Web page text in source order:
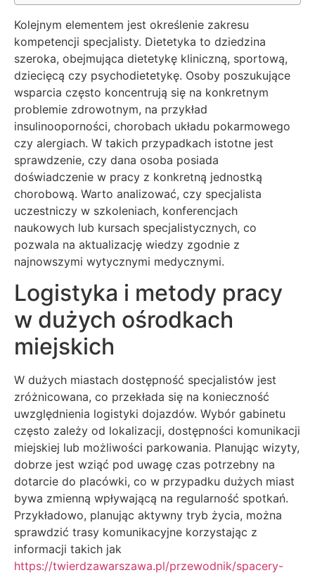
Kolejnym elementem jest określenie zakresu
kompetencji specjalisty. Dietetyka to dziedzina
szeroka, obejmująca dietetykę kliniczną, sportową,
dziecięcą czy psychodietetykę. Osoby poszukujące
wsparcia często koncentrują się na konkretnym
problemie zdrowotnym, na przykład
insulinooporności, chorobach układu pokarmowego
czy alergiach. W takich przypadkach istotne jest
sprawdzenie, czy dana osoba posiada
doświadczenie w pracy z konkretną jednostką
chorobową. Warto analizować, czy specjalista
uczestniczy w szkoleniach, konferencjach
naukowych lub kursach specjalistycznych, co
pozwala na aktualizację wiedzy zgodnie z
najnowszymi wytycznymi medycznymi.
Logistyka i metody pracy
w dużych ośrodkach
miejskich
W dużych miastach dostępność specjalistów jest
zróżnicowana, co przekłada się na konieczność
uwzględnienia logistyki dojazdów. Wybór gabinetu
często zależy od lokalizacji, dostępności komunikacji
miejskiej lub możliwości parkowania. Planując wizyty,
dobrze jest wziąć pod uwagę czas potrzebny na
dotarcie do placówki, co w przypadku dużych miast
bywa zmienną wpływającą na regularność spotkań.
Przykładowo, planując aktywny tryb życia, można
sprawdzić trasy komunikacyjne korzystając z
informacji takich jak
https://twierdzawarszawa.pl/przewodnik/spacery-